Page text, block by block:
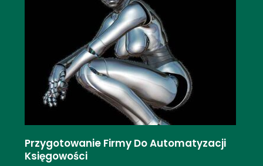
Przygotowanie Firmy Do Automatyzacji
Księgowości